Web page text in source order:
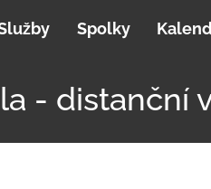
Spolky
- distanční